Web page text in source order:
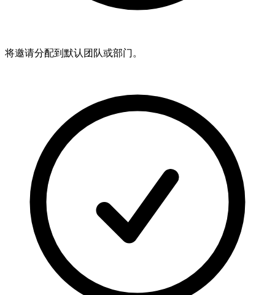
将邀请分配到默认团队或部门。